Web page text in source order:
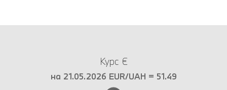
Курс €
на 21.05.2026 EUR/UAH = 51.49